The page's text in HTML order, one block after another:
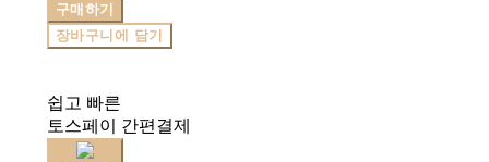
구매하기
장바구니에 담기
쉽고 빠른
토스페이 간편결제